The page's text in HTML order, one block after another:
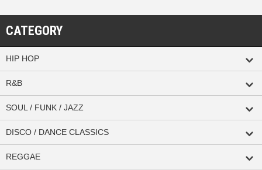
CATEGORY
HIP HOP
R&B
SOUL / FUNK / JAZZ
DISCO / DANCE CLASSICS
REGGAE